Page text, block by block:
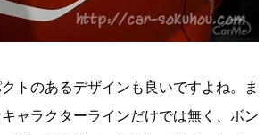
トのあるデザインも良いですよね。ま
ャラクターラインだけでは無く、ボン